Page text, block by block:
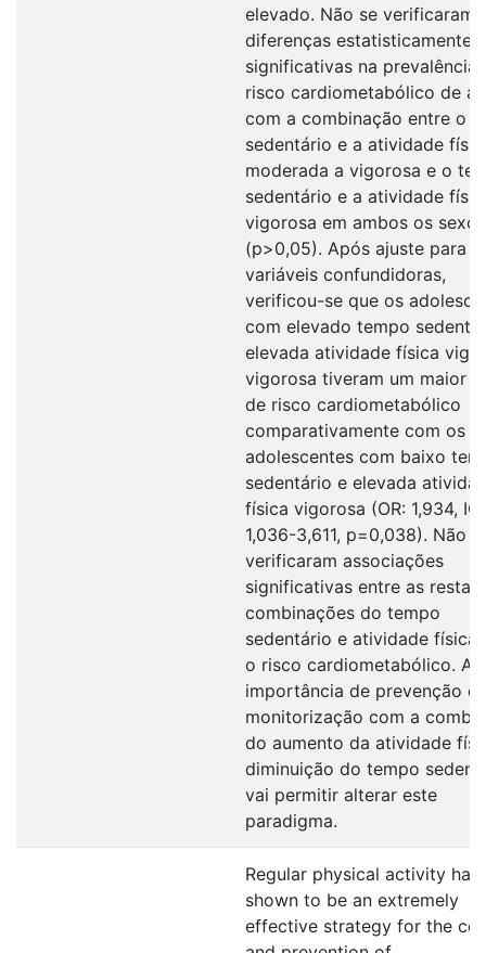
elevado. Não se verificaram
diferenças estatisticamente
significativas na prevalência
risco cardiometabólico de
com a combinação entre o
sedentário e a atividade
moderada a vigorosa e o
sedentário e a atividade
vigorosa em ambos os sexos
(p>0,05). Após ajuste para
variáveis confundidoras,
verificou-se que os
com elevado tempo
elevada atividade física
vigorosa tiveram um maior
de risco cardiometabólico
comparativamente com os
adolescentes com baixo
sedentário e elevada
física vigorosa (OR: 1,934, IC
1,036-3,611, p=0,038). Não
verificaram associações
significativas entre as
combinações do tempo
sedentário e atividade física
o risco cardiometabólico. A
importância de prevenção e
monitorização com a
do aumento da atividade
diminuição do tempo
vai permitir alterar este
paradigma.
Regular physical activity has
shown to be an extremely
effective strategy for the